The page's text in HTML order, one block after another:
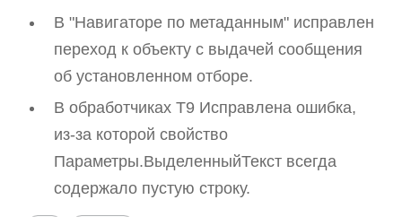
В "Навигаторе по метаданным" исправлен
переход к объекту с выдачей сообщения
об установленном отборе.
В обработчиках T9 Исправлена ошибка,
из-за которой свойство
Параметры.ВыделенныйТекст всегда
содержало пустую строку.